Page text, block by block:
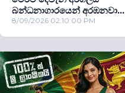
බන්ධනාගාරයෙන් අරඹනවා...
8/09/2026 02:10:00 PM